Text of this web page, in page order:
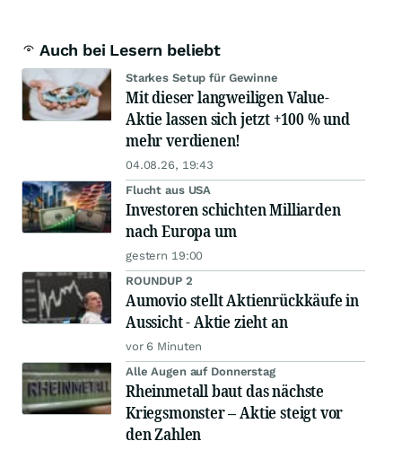
Auch bei Lesern beliebt
Starkes Setup für Gewinne
Mit dieser langweiligen Value-
Aktie lassen sich jetzt +100 % und
mehr verdienen!
04.08.26, 19:43
Flucht aus USA
Investoren schichten Milliarden
nach Europa um
gestern 19:00
ROUNDUP 2
Aumovio stellt Aktienrückkäufe in
Aussicht - Aktie zieht an
vor 6 Minuten
Alle Augen auf Donnerstag
Rheinmetall baut das nächste
Kriegsmonster – Aktie steigt vor
den Zahlen